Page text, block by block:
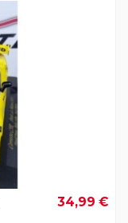
34,99 €